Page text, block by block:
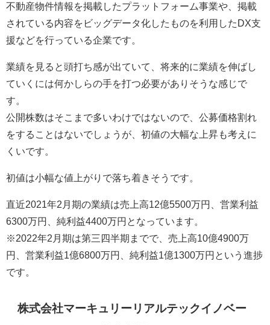
不動産物件情報を掲載したプラットフォーム事業や、掲載
されている内容をビッグデータ化したものを利用したDX支
援などを行っている企業です。
業績を見ると頭打ち感が出ていて、将来的に業績を伸ばし
ていくには何かしらの手を打つ必要がありそうな感じで
す。
公開株数はそこまで多いわけではないので、公募価格割れ
をすることはないでしょうが、初値の大幅な上昇も考えに
くいです。
初値は小幅な値上がりで落ち着きそうです。
直近2021年2月期の業績は売上高12億5500万円、営業利益
6300万円、純利益4400万円となっています。
※2022年2月期は第三四半期までで、売上高10億4900万
円、営業利益1億6800万円、純利益1億1300万円という進捗
です。
株式会社マーキュリーリアルテックイノベー